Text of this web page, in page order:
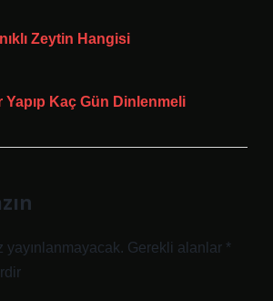
Zeytin Hangisi
Yapıp Kaç Gün Dinlenmeli
yayınlanmayacak. Gerekli alanlar *